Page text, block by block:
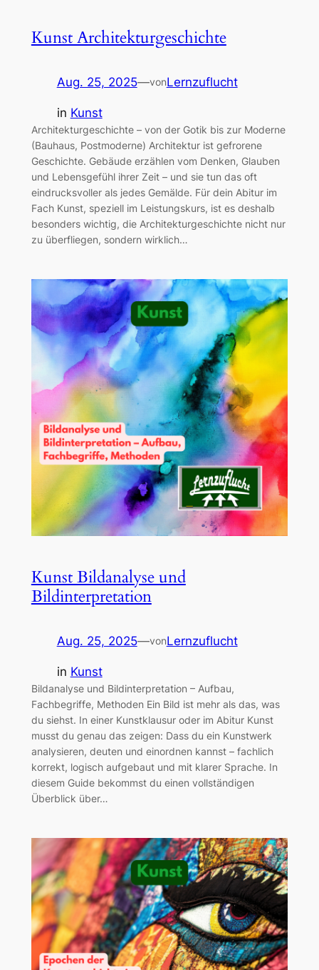
Kunst Architekturgeschichte
Aug. 25, 2025—vonLernzuflucht
in Kunst
Architekturgeschichte – von der Gotik bis zur Moderne
(Bauhaus, Postmoderne) Architektur ist gefrorene
Geschichte. Gebäude erzählen vom Denken, Glauben
und Lebensgefühl ihrer Zeit – und sie tun das oft
eindrucksvoller als jedes Gemälde. Für dein Abitur im
Fach Kunst, speziell im Leistungskurs, ist es deshalb
besonders wichtig, die Architekturgeschichte nicht nur
zu überfliegen, sondern wirklich…
Kunst Bildanalyse und
Bildinterpretation
Aug. 25, 2025—vonLernzuflucht
in Kunst
Bildanalyse und Bildinterpretation – Aufbau,
Fachbegriffe, Methoden Ein Bild ist mehr als das, was
du siehst. In einer Kunstklausur oder im Abitur Kunst
musst du genau das zeigen: Dass du ein Kunstwerk
analysieren, deuten und einordnen kannst – fachlich
korrekt, logisch aufgebaut und mit klarer Sprache. In
diesem Guide bekommst du einen vollständigen
Überblick über…